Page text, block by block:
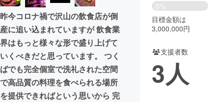
まちづくり・地域活性化
CAMPFIRE for Social Good CAMPFIRE Creation
CAMPFIREふるさと納税
machi-ya コミュニティ
昨今コロナ禍で沢山の飲食店が倒
産に追い込まれていますが 飲食業
界はもっと様々な形で盛り上げて
いくべきだと思っています。 つく
ばでも完全個室で洗礼された空間
で高品質の料理を食べられる場所
を提供できればという思いから 完
0%
目標金額は
3,000,000円
支援者数
3人